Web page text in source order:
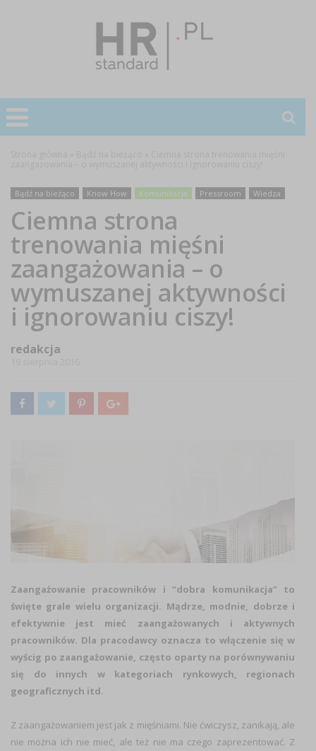
Bądź na bieżąco Know How Komunikacja Pressroom Wiedza
Ciemna strona
trenowania mięśni
zaangażowania – o
wymuszanej aktywności
i ignorowaniu ciszy!
redakcja
Zaangażowanie pracowników i “dobra komunikacja” to
święte grale wielu organizacji. Mądrze, modnie, dobrze i
efektywnie jest mieć zaangażowanych i aktywnych
pracowników. Dla pracodawcy oznacza to włączenie się w
wyścig po zaangażowanie, często oparty na porównywaniu
się do innych w kategoriach rynkowych, regionach
geograficznych itd.
Z zaangażowaniem jest jak z mięśniami. Nie ćwiczysz, zanikają, ale
nie można ich nie mieć, ale też nie ma czego zaprezentować. Z